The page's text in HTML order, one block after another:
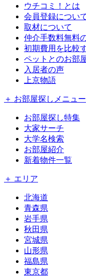
ウチコミ！とは
会員登録につい
取材について
仲介手数料無料
初期費用を比較
ペットとのお部
入居者の声
上京物語
＋ お部屋探しメニュー
お部屋探し特集
大家サーチ
大学名検索
お部屋紹介
新着物件一覧
＋ エリア
北海道
青森県
岩手県
秋田県
宮城県
山形県
福島県
東京都